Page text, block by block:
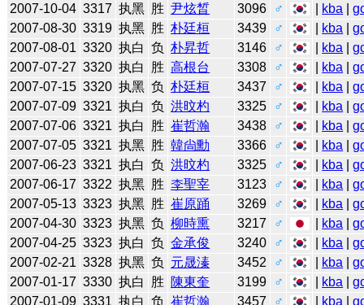
2007-10-04 3317 执黑 胜 尹炫晳 3096 ♂ kba |
2007-08-30 3319 执黑 胜 朴廷桓 3439 ♂ kba |
2007-08-01 3320 执白 负 朴昇哲 3146 ♂ kba |
2007-07-27 3320 执白 胜 高根台 3308 ♂ kba |
2007-07-15 3320 执黑 负 朴廷桓 3437 ♂ kba |
2007-07-09 3321 执白 负 洪旼杓 3325 ♂ kba |
2007-07-06 3321 执白 胜 崔哲瀚 3438 ♂ kba |
2007-07-05 3321 执黑 胜 韓尙勳 3366 ♂ kba |
2007-06-23 3321 执白 负 洪旼杓 3325 ♂ kba |
2007-06-17 3322 执黑 胜 李聖宰 3123 ♂ kba |
2007-05-13 3323 执黑 胜 崔原踊 3269 ♂ kba |
2007-04-30 3323 执黑 负 柳時熏 3217 ♂ kba |
2007-04-25 3323 执白 负 金承俊 3240 ♂ kba |
2007-02-21 3328 执黑 负 元晟溱 3452 ♂ kba |
2007-01-17 3330 执白 胜 陳東奎 3199 ♂ kba |
2007-01-09 3331 执白 负 崔哲瀚 3457 ♂ kba |